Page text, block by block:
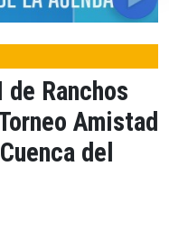
Ranchos
Amistad
del